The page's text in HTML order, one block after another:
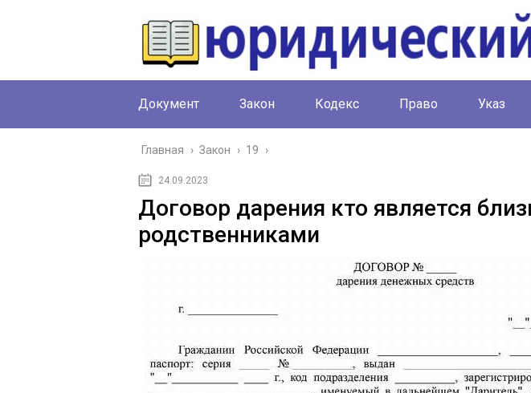
Документ Закон Кодекс Право Указ
Главная › Закон › 19 ›
24.09.2023
Договор дарения кто является
родственниками